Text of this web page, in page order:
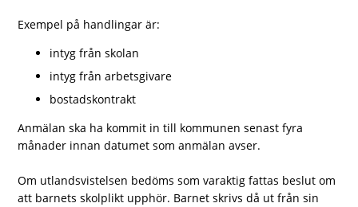
Exempel på handlingar är:
intyg från skolan
intyg från arbetsgivare
bostadskontrakt
Anmälan ska ha kommit in till kommunen senast fyra
månader innan datumet som anmälan avser.
Om utlandsvistelsen bedöms som varaktig fattas beslut om
att barnets skolplikt upphör. Barnet skrivs då ut från sin